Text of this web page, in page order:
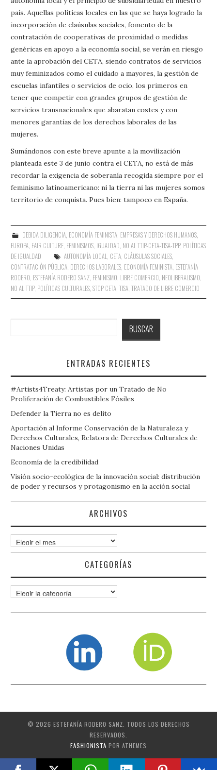
país. Aquellas políticas locales en las que se haya logrado la
incorporación de claúsulas sociales, fomento de la
contratación de cooperativas de proximidad o medidas
genéricas en apoyo a la economía social, se verán en riesgo
ante la aprobación del CETA, siendo contratos de servicios
muy feminizados como el cuidado a mayores, la gestión de
escuelas infantiles o servicios de ocio, los primeros en
tener que competir con grandes grupos de gestión de
servicios transnacionales que abaratan costes y con
menores garantías de los derechos laborales de las
mujeres.
Sumándonos con este breve apunte a la movilización
planteada este 3 de junio contra el CETA, no está de más
recordar la exigencia de soberanía recogida siempre por el
feminismo latinoamericano: ni la tierra ni las mujeres somos
territorio de conquista. Pues bien: tampoco en España.
DEBIDA DILIGENCIA, ECONOMÍA FEMINISTA, EMPRESAS Y DERECHOS HUMANOS,
EUROPA FAIR CULTURE FEMINISMOS IGUALDAD NO AL TTIP-CETA-TISA-TPP, POLÍTICAS
DE IGUALDAD
AUTONOMÍA LOCAL CETA, CLÁUSULAS SOCIALES,
CONTRATACIÓN PÚBLICA DERECHOS LABORALES ECONOMÍA FEMINISTA ESTEFANÍA
RODERO ESTEFANÍA RODERO SANZ FEMINISMO LIBRE COMERCIO NEOLIBERALISMO
NO AL TTIP, POLÍTICAS CULTURALES ,STOP CETA ,TISA ,TRATADO DE LIBRE COMERCIO
BUSCAR
ENTRADAS RECIENTES
#Artists4Treaty: Artistas por un Tratado de No
Proliferación de Combustibles Fósiles
Defender la Tierra no es delito
Aportación al Informe Conservación de la Naturaleza y
Derechos Culturales, Relatora de Derechos Culturales de
Naciones Unidas
Economía de la credibilidad
Visión socio-ecológica de la innovación social: distribución
de poder y recursos y protagonismo en la acción social
ARCHIVOS
Archivos
CATEGORÍAS
Categorías
© 2026 ESTEFANÍA RODERO SANZ. TODOS LOS DERECHOS
RESERVADOS.
FASHIONISTA POR ATHEMES